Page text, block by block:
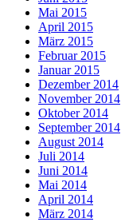
Mai 2015
April 2015
März 2015
Februar 2015
Januar 2015
Dezember 2014
November 2014
Oktober 2014
September 2014
August 2014
Juli 2014
Juni 2014
Mai 2014
April 2014
März 2014